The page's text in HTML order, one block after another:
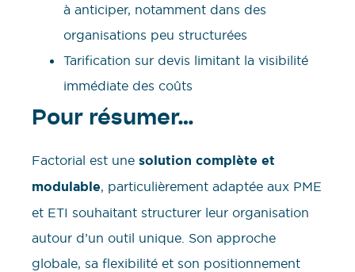
à anticiper, notamment dans des
organisations peu structurées
Tarification sur devis limitant la visibilité
immédiate des coûts
Pour résumer…
Factorial est une solution complète et
modulable, particulièrement adaptée aux PME
et ETI souhaitant structurer leur organisation
autour d’un outil unique. Son approche
globale, sa flexibilité et son positionnement